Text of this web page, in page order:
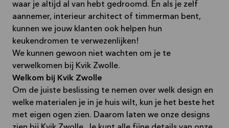
waar je altijd al van hebt gedroomd. En als je zelf
aannemer, interieur architect of timmerman bent,
kunnen we jouw klanten ook helpen hun
keukendromen te verwezenlijken!
We kunnen gewoon niet wachten om je te
verwelkomen bij Kvik Zwolle.
Welkom bij Kvik Zwolle
Om de juiste beslissing te nemen over welk design en
welke materialen je in je huis wilt, kun je het beste het
met eigen ogen zien. Daarom laten we onze designs